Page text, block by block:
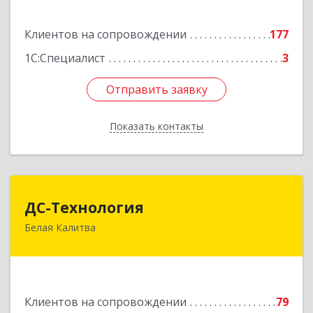
Клиентов на сопровождении
177
1С:Специалист
3
Отправить заявку
Показать контакты
Отправить заявку
Назад
ДС-Технология
Белая Калитва
Клиентов на сопровождении 79
347045, Ростовская обл, Белокалитвинский р-н,